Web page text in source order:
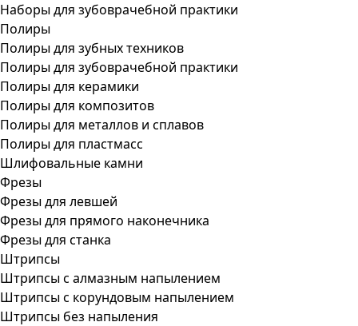
Наборы для зубоврачебной практики
Полиры
Полиры для зубных техников
Полиры для зубоврачебной практики
Полиры для керамики
Полиры для композитов
Полиры для металлов и сплавов
Полиры для пластмасс
Шлифовальные камни
Фрезы
Фрезы для левшей
Фрезы для прямого наконечника
Фрезы для станка
Штрипсы
Штрипсы c алмазным напылением
Штрипсы c корундовым напылением
Штрипсы без напыления